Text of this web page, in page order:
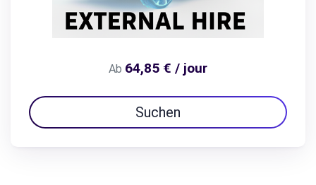
Ab 64,85 € / jour
Suchen